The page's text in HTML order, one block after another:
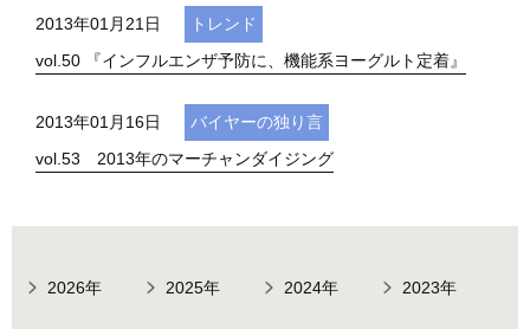
2013年01月21日
トレンド
vol.50 『インフルエンザ予防に、機能系ヨーグルト定着』
2013年01月16日
バイヤーの独り言
vol.53 2013年のマーチャンダイジング
2026年 2025年 2024年 2023年